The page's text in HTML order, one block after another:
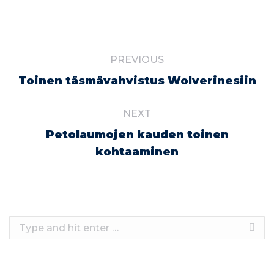
PREVIOUS
Previous
Toinen täsmävahvistus Wolverinesiin
NEXT
Next
Petolaumojen kauden toinen
kohtaaminen
Search: